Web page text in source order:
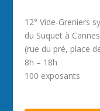
12° Vide-Greniers
du Suquet à Cannes
(rue du pré, place
8h – 18h
100 exposants